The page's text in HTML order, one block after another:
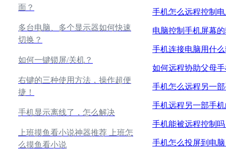
面？
多台电脑、多个显示器如何快速
切换？
如何一键锁屏/关机？
右键的三种使用方法，操作超便
捷！
手机显示离线了，怎么解决
上班摸鱼看小说神器推荐 上班怎
么摸鱼看小说
手机怎么远程控制
电脑控制手机屏幕
手机连接电脑用什
如何远程协助父母
手机怎么远程另一
手机远程另一部手
手机能被远程控制
手机怎么投屏到电